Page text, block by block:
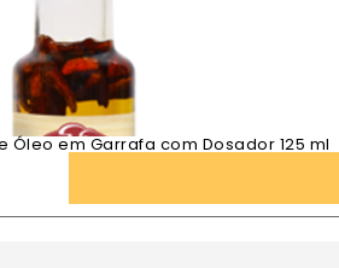
Óleo em Garrafa com Dosador 125 ml